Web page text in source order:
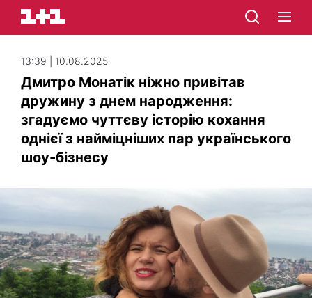
13:39 | 10.08.2025
Дмитро Монатік ніжно привітав
дружину з днем народження:
згадуємо чуттєву історію кохання
однієї з найміцніших пар українського
шоу-бізнесу